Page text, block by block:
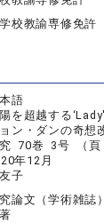
校教諭専修免許
語
を超越する
ン・ダンの奇想
70巻 3号 （頁
年12月
子
論文（学術雑誌）